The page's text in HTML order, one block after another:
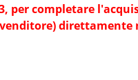
per completare
direttamente